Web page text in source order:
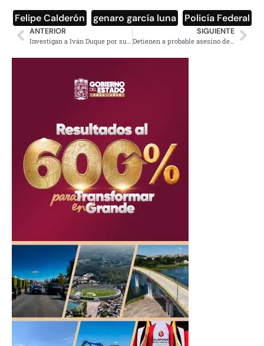
Felipe Calderón genaro garcía luna Policía Federal
ANTERIOR SIGUIENTE
Detienen a probable asesino del periodista Pablo Morrugares